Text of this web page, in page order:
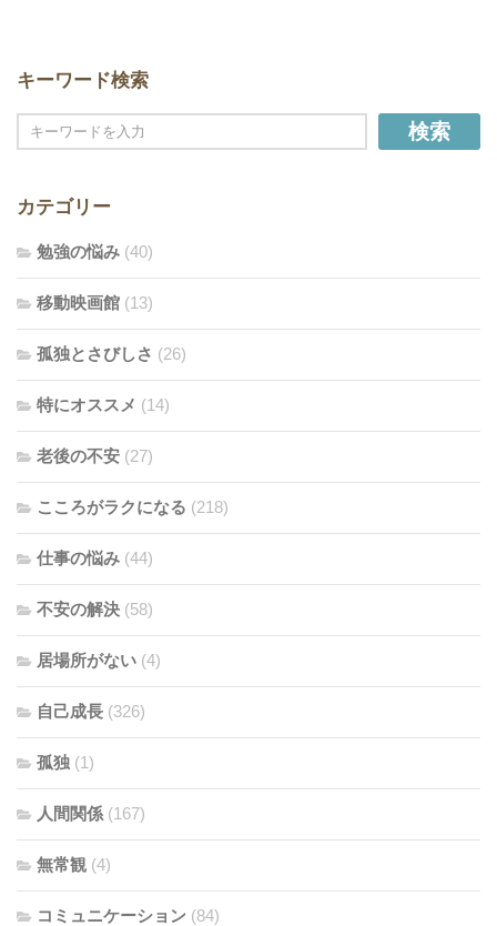
キーワード検索
検索
カテゴリー
勉強の悩み (40)
移動映画館 (13)
孤独とさびしさ (26)
特にオススメ (14)
老後の不安 (27)
こころがラクになる (218)
仕事の悩み (44)
不安の解決 (58)
居場所がない (4)
自己成長 (326)
孤独 (1)
人間関係 (167)
無常観 (4)
コミュニケーション (84)